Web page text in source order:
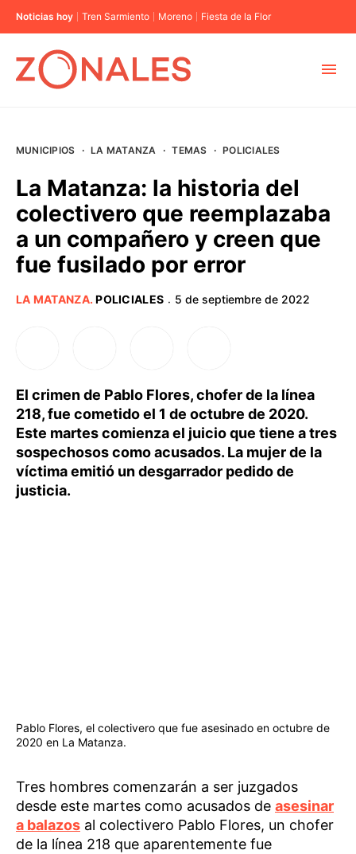
Noticias hoy Tren Sarmiento Moreno Fiesta de la Flor
BUENOS AIRES
PROVINCIAS
MUNICIPIOS · LA MATANZA · TEMAS · POLICIALES
La Matanza: la historia del
colectivero que reemplazaba
a un compañero y creen que
fue fusilado por error
LA MATANZA.POLICIALES · 5 de septiembre de 2022
El crimen de Pablo Flores, chofer de la línea
218, fue cometido el 1 de octubre de 2020.
Este martes comienza el juicio que tiene a tres
sospechosos como acusados. La mujer de la
víctima emitió un desgarrador pedido de
justicia.
Pablo Flores, el colectivero que fue asesinado en octubre de
2020 en La Matanza.
Tres hombres comenzarán a ser juzgados
desde este martes como acusados de asesinar
a balazos al colectivero Pablo Flores, un chofer
de la línea 218 que aparentemente fue